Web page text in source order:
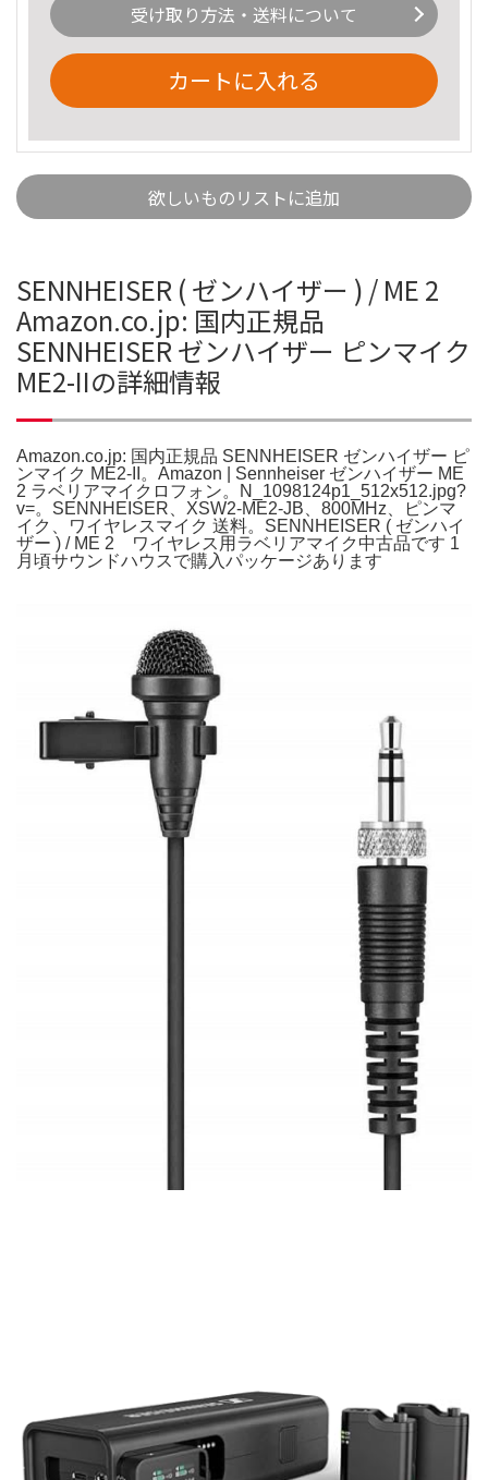
受け取り方法・送料について
カートに入れる
欲しいものリストに追加
SENNHEISER ( ゼンハイザー ) / ME 2
Amazon.co.jp: 国内正規品
SENNHEISER ゼンハイザー ピンマイク
ME2-IIの詳細情報
Amazon.co.jp: 国内正規品 SENNHEISER ゼンハイザー ピ
ンマイク ME2-II。Amazon | Sennheiser ゼンハイザー ME
2 ラベリアマイクロフォン。N_1098124p1_512x512.jpg?
v=。SENNHEISER、XSW2-ME2-JB、800MHz、ピンマ
イク、ワイヤレスマイク 送料。SENNHEISER ( ゼンハイ
ザー ) / ME 2 ワイヤレス用ラベリアマイク中古品です 1
月頃サウンドハウスで購入パッケージあります